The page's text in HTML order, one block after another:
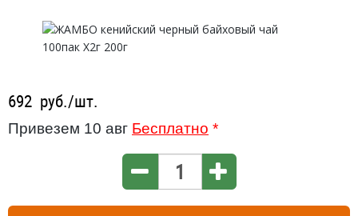
692 руб./шт.
Привезем 10 авг Бесплатно *